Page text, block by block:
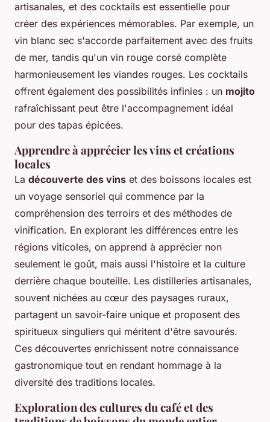
artisanales, et des cocktails est essentielle pour
créer des expériences mémorables. Par exemple, un
vin blanc sec s'accorde parfaitement avec des fruits
de mer, tandis qu'un vin rouge corsé complète
harmonieusement les viandes rouges. Les cocktails
offrent également des possibilités infinies : un mojito
rafraîchissant peut être l'accompagnement idéal
pour des tapas épicées.
Apprendre à apprécier les vins et créations
locales
La découverte des vins et des boissons locales est
un voyage sensoriel qui commence par la
compréhension des terroirs et des méthodes de
vinification. En explorant les différences entre les
régions viticoles, on apprend à apprécier non
seulement le goût, mais aussi l'histoire et la culture
derrière chaque bouteille. Les distilleries artisanales,
souvent nichées au cœur des paysages ruraux,
partagent un savoir-faire unique et proposent des
spiritueux singuliers qui méritent d'être savourés.
Ces découvertes enrichissent notre connaissance
gastronomique tout en rendant hommage à la
diversité des traditions locales.
Exploration des cultures du café et des